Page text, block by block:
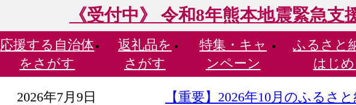
《受付中》 令和8年熊本地震緊急支
応援する 自治体
をさがす
返礼品を
さがす
特集・ キャ
ンペーン
ふるさと
はじ
2026年7月9日 【重要】2026年10月のふるさ